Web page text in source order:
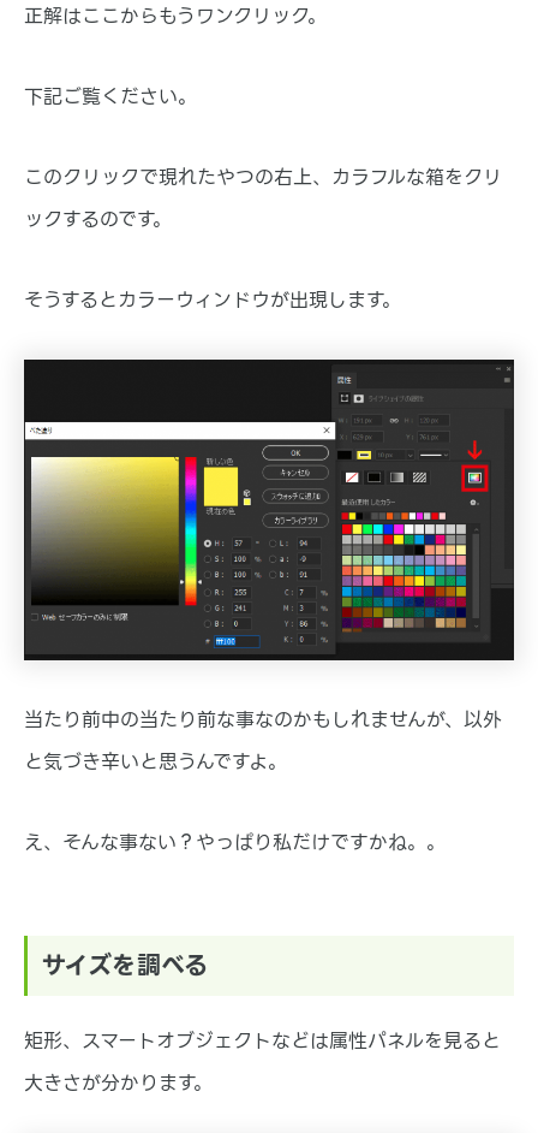
正解はここからもうワンクリック。
下記ご覧ください。
このクリックで現れたやつの右上、カラフルな箱をクリ
ックするのです。
そうするとカラーウィンドウが出現します。
当たり前中の当たり前な事なのかもしれませんが、以外
と気づき辛いと思うんですよ。
え、そんな事ない？やっぱり私だけですかね。。
サイズを調べる
矩形、スマートオブジェクトなどは属性パネルを見ると
大きさが分かります。